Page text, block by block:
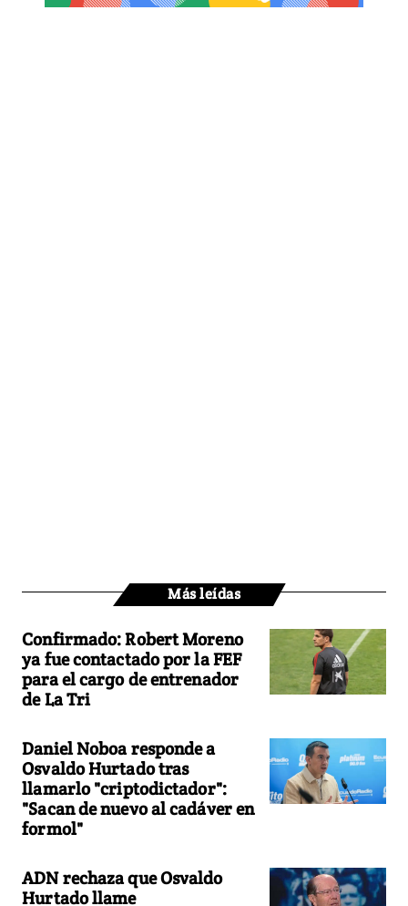
Más leídas
Confirmado: Robert Moreno
ya fue contactado por la FEF
para el cargo de entrenador
de La Tri
Daniel Noboa responde a
Osvaldo Hurtado tras
llamarlo "criptodictador":
"Sacan de nuevo al cadáver en
formol"
ADN rechaza que Osvaldo
Hurtado llame